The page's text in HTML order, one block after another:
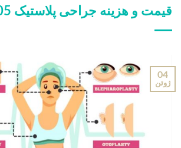
قیمت و هزینه جراحی پلاستیک 1405 در تهران
04
ژوئن